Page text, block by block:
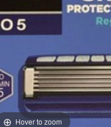
Hover to zoom